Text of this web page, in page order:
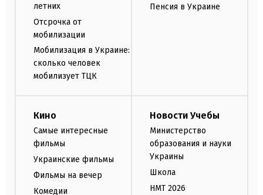
летних
Отсрочка от
мобилизации
Мобилизация в Украине:
сколько человек
мобилизует ТЦК
Пенсия в Украине
Кино
Самые интересные
фильмы
Украинские фильмы
Фильмы на вечер
Комедии
Новости Учебы
Министерство
образования и науки
Украины
Школа
НМТ 2026